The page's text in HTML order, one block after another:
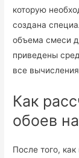
которую
создана
объема смеси
приведены
все
Как
обоев
После того,